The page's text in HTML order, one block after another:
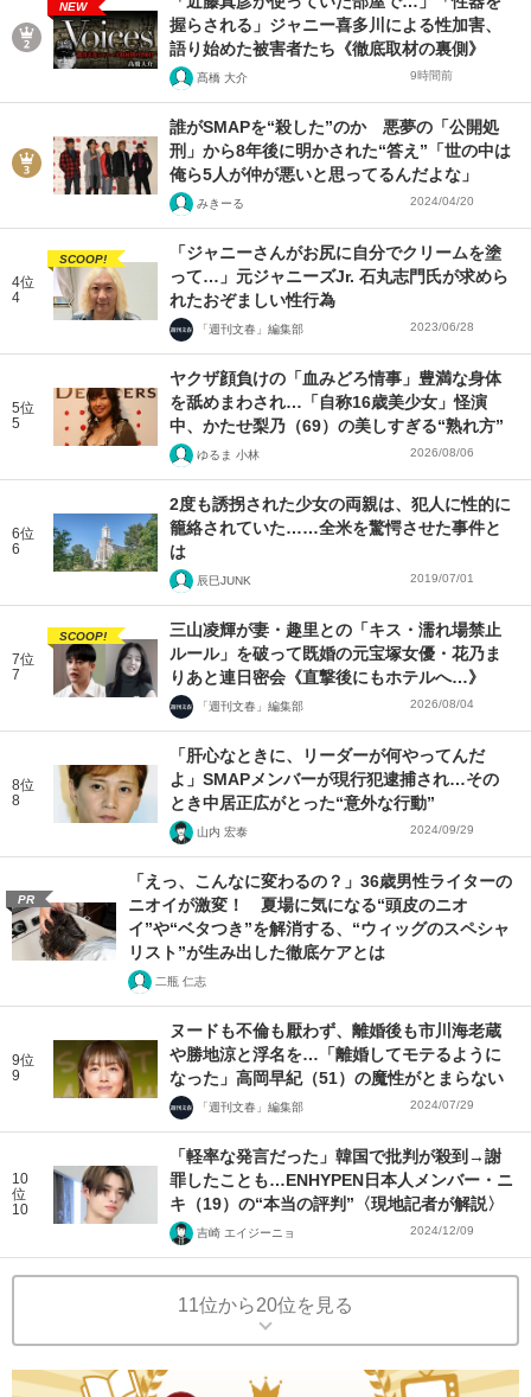
NEW
握らされる」ジャニー喜多川による性加害、
語り始めた被害者たち《徹底取材の裏側》
髙橋 大介 9時間前
誰がSMAPを“殺した”のか 悪夢の「公開処
刑」から8年後に明かされた“答え”「世の中は
俺ら5人が仲が悪いと思ってるんだよな」
みきーる 2024/04/20
4位
4
SCOOP!
「ジャニーさんがお尻に自分でクリームを塗
って…」元ジャニーズJr. 石丸志門氏が求めら
れたおぞましい性行為
「週刊文春」編集部 2023/06/28
5位
5
ヤクザ顔負けの「血みどろ情事」豊満な身体
を舐めまわされ…「自称16歳美少女」怪演
中、かたせ梨乃（69）の美しすぎる“熟れ方”
ゆるま 小林 2026/08/06
6位
6
2度も誘拐された少女の両親は、犯人に性的に
籠絡されていた……全米を驚愕させた事件と
は
辰巳JUNK 2019/07/01
7位
7
SCOOP!
三山凌輝が妻・趣里との「キス・濡れ場禁止
ルール」を破って既婚の元宝塚女優・花乃ま
りあと連日密会《直撃後にもホテルへ…》
「週刊文春」編集部 2026/08/04
8位
8
「肝心なときに、リーダーが何やってんだ
よ」SMAPメンバーが現行犯逮捕され…その
とき中居正広がとった“意外な行動”
山内 宏泰 2024/09/29
PR
「えっ、こんなに変わるの？」36歳男性ライターの
ニオイが激変！ 夏場に気になる“頭皮のニオ
イ”や“ベタつき”を解消する、“ウィッグのスペシャ
リスト”が生み出した徹底ケアとは
二瓶 仁志
9位
9
ヌードも不倫も厭わず、離婚後も市川海老蔵
や勝地涼と浮名を…「離婚してモテるように
なった」高岡早紀（51）の魔性がとまらない
「週刊文春」編集部 2024/07/29
10
位
10
「軽率な発言だった」韓国で批判が殺到→謝
罪したことも…ENHYPEN日本人メンバー・ニ
キ（19）の“本当の評判”〈現地記者が解説〉
吉崎 エイジーニョ 2024/12/09
11位から20位を見る